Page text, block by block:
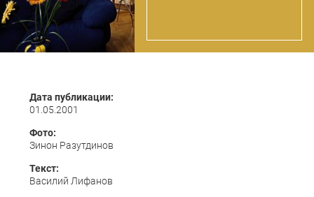
Дата публикации:
01.05.2001
Фото:
Зинон Разутдинов
Текст:
Василий Лифанов